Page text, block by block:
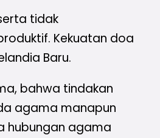
tidak
Kekuatan doa
Baru.
bahwa tindakan
agama manapun
hubungan agama